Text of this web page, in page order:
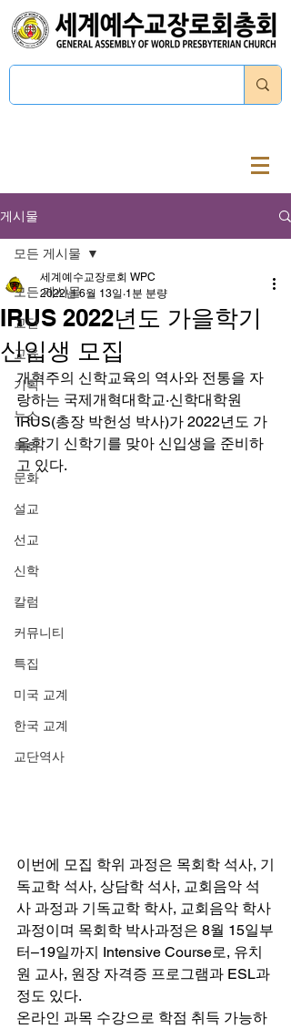
게시물
모든 게시물
교단
교육
기획
뉴스
목회
문화
설교
선교
신학
칼럼
커뮤니티
특집
미국 교계
한국 교계
교단역사
모든 게시물
IRUS 2022년도 가을학기
신입생 모집
세계예수교장로회 WPC
2022년 6월 13일 1분 분량
개혁주의 신학교육의 역사와 전통을 자
랑하는 국제개혁대학교∙신학대학원
IRUS(총장 박헌성 박사)가 2022년도 가
을학기 신학기를 맞아 신입생을 준비하
고 있다.
이번에 모집 학위 과정은 목회학 석사, 기
독교학 석사, 상담학 석사, 교회음악 석
사 과정과 기독교학 학사, 교회음악 학사
과정이며 목회학 박사과정은 8월 15일부
터–19일까지 Intensive Course로, 유치
원 교사, 원장 자격증 프로그램과 ESL과
정도 있다.
온라인 과목 수강으로 학점 취득 가능하